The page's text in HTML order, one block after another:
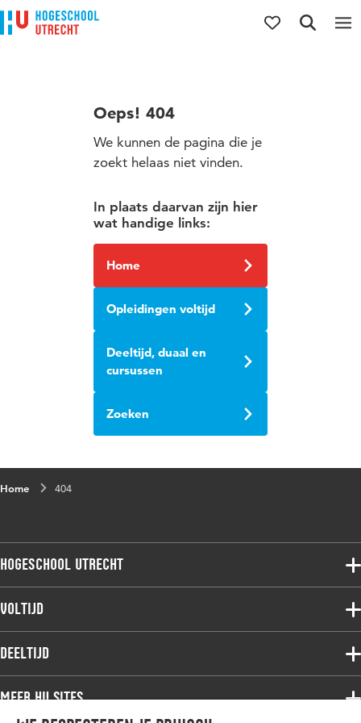
Direct naar de inhoud
Direct naar de hoofdnavigatie
Direct naar de zoekfunctie
Oeps! 404
We kunnen de pagina die je
zoekt helaas niet vinden.
In plaats daarvan zijn hier
wat handige links:
Home
Opleidingen voltijd
Deeltijd, duaal en
cursussen
Zoeken
Home 404
Hogeschool Utrecht
Voltijdopleidingen
Deeltijdopleidingen
Onderzoek
Voltijd
Associate degree
Bachelor
Master
Deeltijd
Associate degree
Bachelor
Meer HU sites